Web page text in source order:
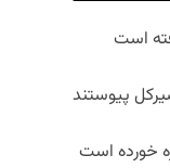
است
پیوستند
خورده است